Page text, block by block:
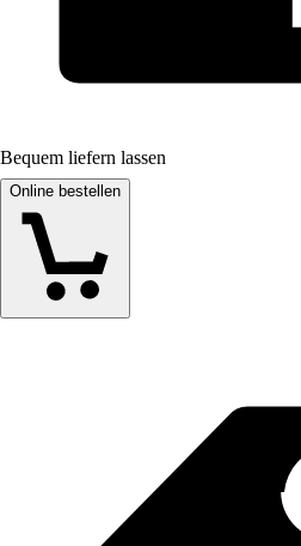
Bequem liefern lassen
Online bestellen